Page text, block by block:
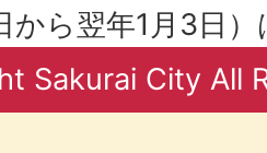
から翌年1月3日
Sakurai City All